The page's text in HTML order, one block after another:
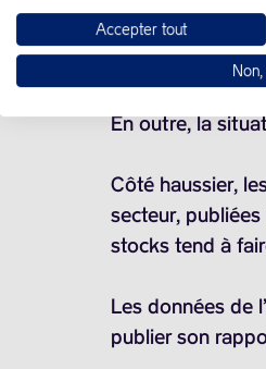
A ce stade, le
En outre, la
Côté haussier,
secteur,
stocks tend à
Les données de
publier son
Accepter tout